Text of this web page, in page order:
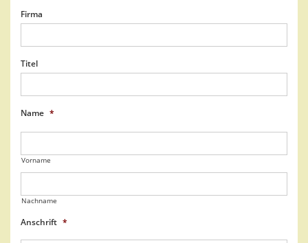
Firma
Titel
Name *
Vorname
Nachname
Anschrift *